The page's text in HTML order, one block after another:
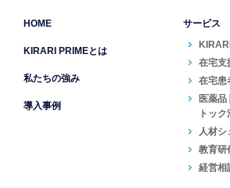
HOME
KIRARI PRIMEとは
私たちの強み
導入事例
サービス
在宅支
在宅患
医薬品
トック
人材シ
教育研
経営相